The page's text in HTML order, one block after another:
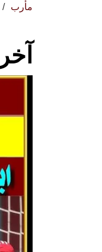
مأرب